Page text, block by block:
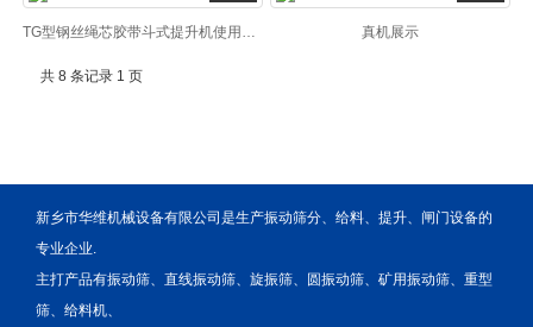
TG型钢丝绳芯胶带斗式提升机使用现场 真机展示
共 8 条记录 1 页
新乡市华维机械设备有限公司是生产振动筛分、给料、提升、闸门设备的
专业企业.
主打产品有振动筛、直线振动筛、旋振筛、圆振动筛、矿用振动筛、重型
筛、给料机、